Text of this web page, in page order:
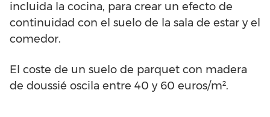
incluida la cocina, para crear un efecto de
continuidad con el suelo de la sala de estar y el
comedor.
El coste de un suelo de parquet con madera
de doussié oscila entre 40 y 60 euros/m².